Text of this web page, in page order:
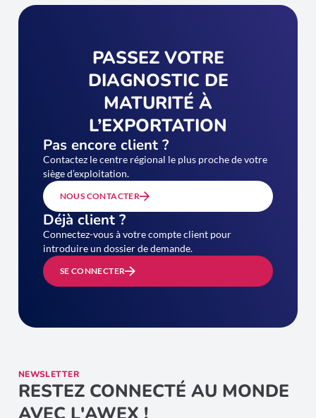
PASSEZ VOTRE
DIAGNOSTIC DE
MATURITÉ À
L’EXPORTATION
Pas encore client ?
Contactez le centre régional le plus proche de votre
siège d’exploitation.
NOUS CONTACTER
Déjà client ?
Connectez-vous à votre compte client pour
introduire un dossier de demande.
SE CONNECTER
NEWSLETTER
RESTEZ CONNECTÉ AU MONDE